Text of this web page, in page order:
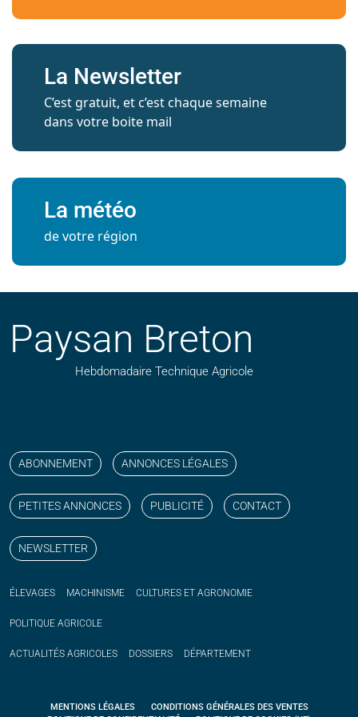
La Newsletter
C’est gratuit, et c’est chaque semaine
dans votre boite mail
La météo
de votre région
Paysan Breton
Hebdomadaire Technique Agricole
ABONNEMENT ANNONCES LÉGALES
PETITES ANNONCES PUBLICITÉ CONTACT
NEWSLETTER
ÉLEVAGES MACHINISME CULTURES ET AGRONOMIE
POLITIQUE AGRICOLE
ACTUALITÉS AGRICOLES DOSSIERS DÉPARTEMENT
MENTIONS LÉGALES
CONDITIONS GÉNÉRALES DES VENTES